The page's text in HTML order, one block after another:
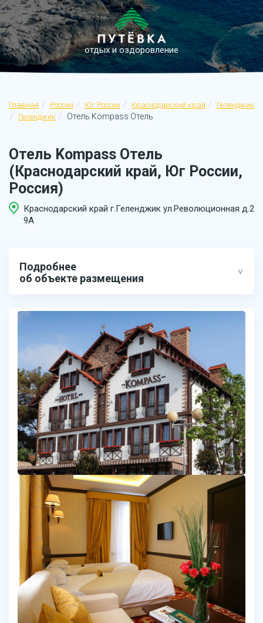
отдых и оздоровление
Главная Россия Юг России Краснодарский край
Геленджик
Геленджик
Отель Kompass Отель
Отель Kompass Отель
(Краснодарский край, Юг России,
Россия)
Краснодарский край г.Геленджик ул.Революционная д.2
9А
Подробнее
об объекте размещения